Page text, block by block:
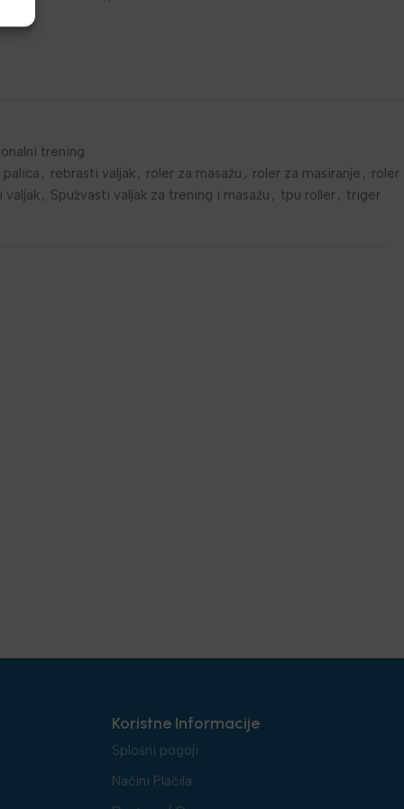
trening
palica , rebrasti valjak, roler za masažu , roler za masiranje , roler
valjak, Spužvasti valjak za trening i masažu , tpu roller, triger
Koristne Informacije
Splošni pogoji
Načini Plačila